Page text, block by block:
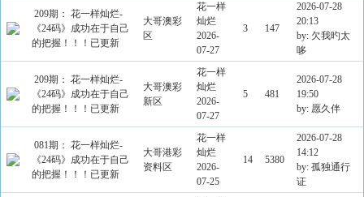
209期： 花一样灿烂-
《24码》成功在于自己
的把握！！！已更新
大哥澳彩
区
花一样
灿烂
2026-
07-27
3 147
2026-07-28
20:13
by: 欠我旳太
哆
209期： 花一样灿烂-
《24码》成功在于自己
的把握！！！已更新
大哥澳彩
新区
花一样
灿烂
2026-
07-27
5 481
2026-07-28
19:50
by: 愿久伴
081期： 花一样灿烂-
《24码》成功在于自己
的把握！！！已更新
大哥港彩
资料区
花一样
灿烂
2026-
07-25
14 5380
2026-07-28
14:12
by: 孤独通行
证